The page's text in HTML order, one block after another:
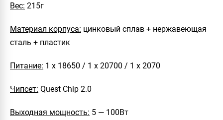
Вес: 215г
Материал корпуса: цинковый сплав + нержавеющая
сталь + пластик
Питание: 1 х 18650 / 1 х 20700 / 1 х 2070
Чипсет: Quest Chip 2.0
Выходная мощность: 5 — 100Вт